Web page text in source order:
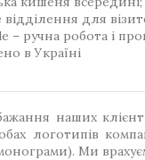
відділення для
– ручна робота і
в Україні
наших
логотипів
Ми